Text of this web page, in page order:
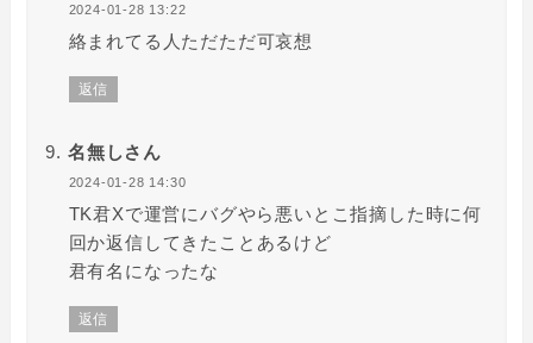
2024-01-28 13:22
絡まれてる人ただただ可哀想
返信
名無しさん
2024-01-28 14:30
TK君Xで運営にバグやら悪いとこ指摘した時に何
回か返信してきたことあるけど
君有名になったな
返信